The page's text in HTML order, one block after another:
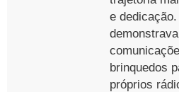
e
brinquedos
próprios